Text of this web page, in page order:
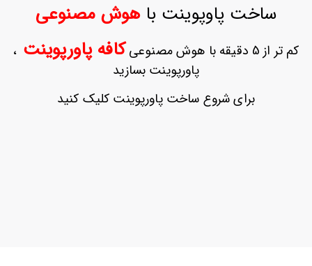
حساب
ثبت
بازیابی
ساخت پاوپوینت باهوش مصنوعی
کم تر از 5 دقیقه با هوش مصنوعی کافه پاورپوینت ،
پاورپوینت بسازید
برای شروع ساخت پاورپوینت کلیک کنید